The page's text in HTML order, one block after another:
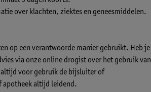
over klachten, ziektes en geneesmiddelen.
op een verantwoorde manier gebruikt. Heb je
via onze online drogist over het gebruik van
voor gebruik de bijsluiter of
apotheek altijd leidend.